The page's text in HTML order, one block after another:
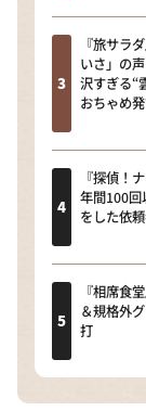
『旅サラ
いさ」の
沢すぎる“
おちゃめ
『探偵！
年間100回
をした依
『相席食
＆規格外
打